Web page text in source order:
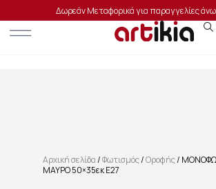
Δωρεάν Μεταφορικά για παραγγελίες
Αρχική σελίδα/Φωτισμός/Οροφής/
ΜΑΥΡΟ 50×35εκ E27